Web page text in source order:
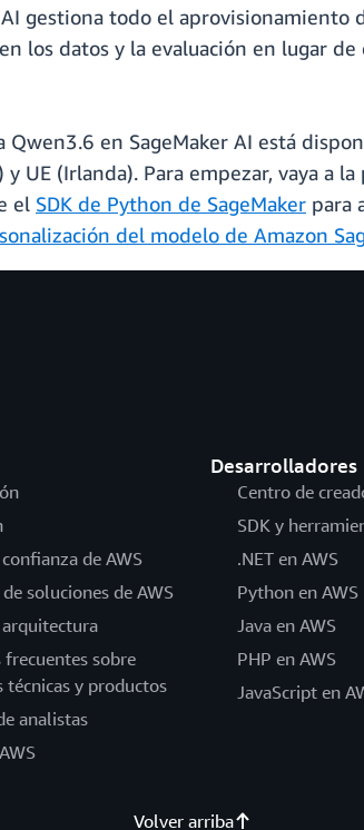
gestiona todo el
los datos y la evaluación en lugar
en SageMaker AI está
UE (Irlanda). Para empezar, vaya a
el SDK de Python de SageMaker para
del modelo de Amazon
de AWS
soluciones de AWS
frecuentes sobre
técnicas y productos
analistas
Desarrolladores
Centro de
SDK y
.NET en AWS
Python en AWS
Java en AWS
PHP en AWS
JavaScript en
Volver arriba